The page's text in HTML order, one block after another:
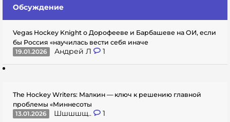
Обсуждение
Vegas Hockey Knight о Дорофееве и Барбашеве на ОИ, если
бы Россия «научилась вести себя иначе
19.01.2026
Андрей Л 1
The Hockey Writers: Малкин — ключ к решению главной
проблемы «Миннесоты
13.01.2026
Шшшшщ.. 1